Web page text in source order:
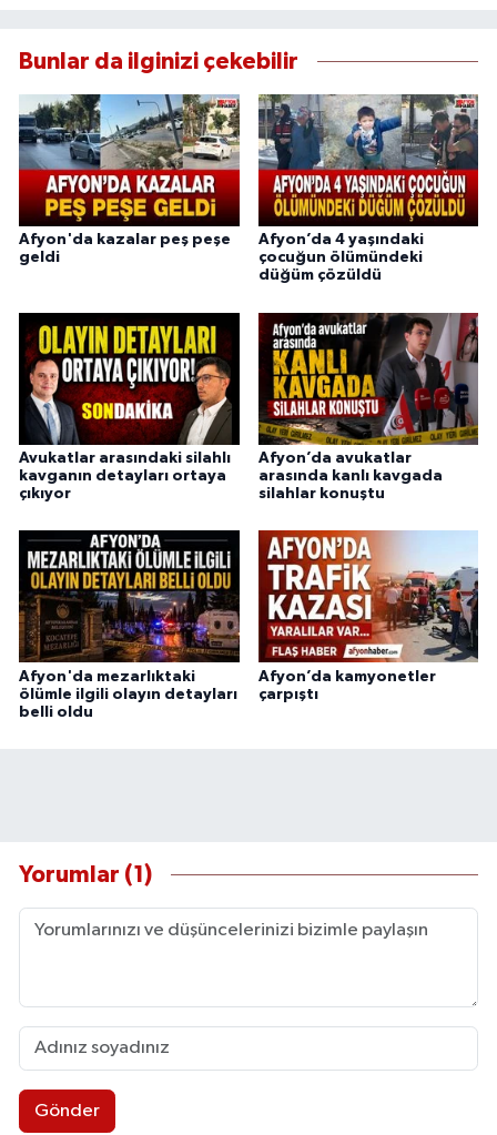
Bunlar da ilginizi çekebilir
Afyon'da kazalar peş peşe
geldi
Afyon’da 4 yaşındaki
çocuğun ölümündeki
düğüm çözüldü
Avukatlar arasındaki silahlı
kavganın detayları ortaya
çıkıyor
Afyon’da avukatlar
arasında kanlı kavgada
silahlar konuştu
Afyon'da mezarlıktaki
ölümle ilgili olayın detayları
belli oldu
Afyon’da kamyonetler
çarpıştı
Yorumlar (1)
Gönder